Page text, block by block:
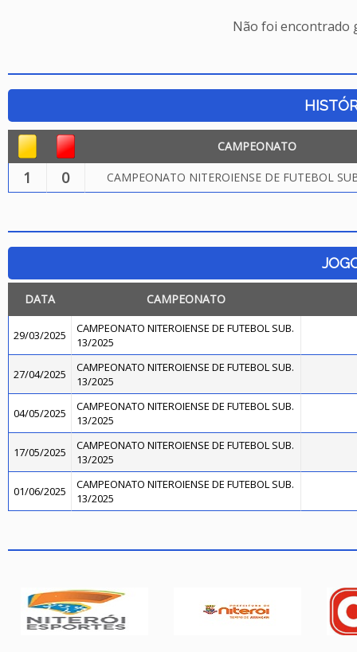
Não foi encontrado
CAMPEONATO
1 0 CAMPEONATO NITEROIENSE DE FUTEBOL
DATA CAMPEONATO
29/03/2025
CAMPEONATO NITEROIENSE DE FUTEBOL SUB.
13/2025
27/04/2025
CAMPEONATO NITEROIENSE DE FUTEBOL SUB.
13/2025
04/05/2025
CAMPEONATO NITEROIENSE DE FUTEBOL SUB.
13/2025
17/05/2025
CAMPEONATO NITEROIENSE DE FUTEBOL SUB.
13/2025
01/06/2025
CAMPEONATO NITEROIENSE DE FUTEBOL SUB.
13/2025